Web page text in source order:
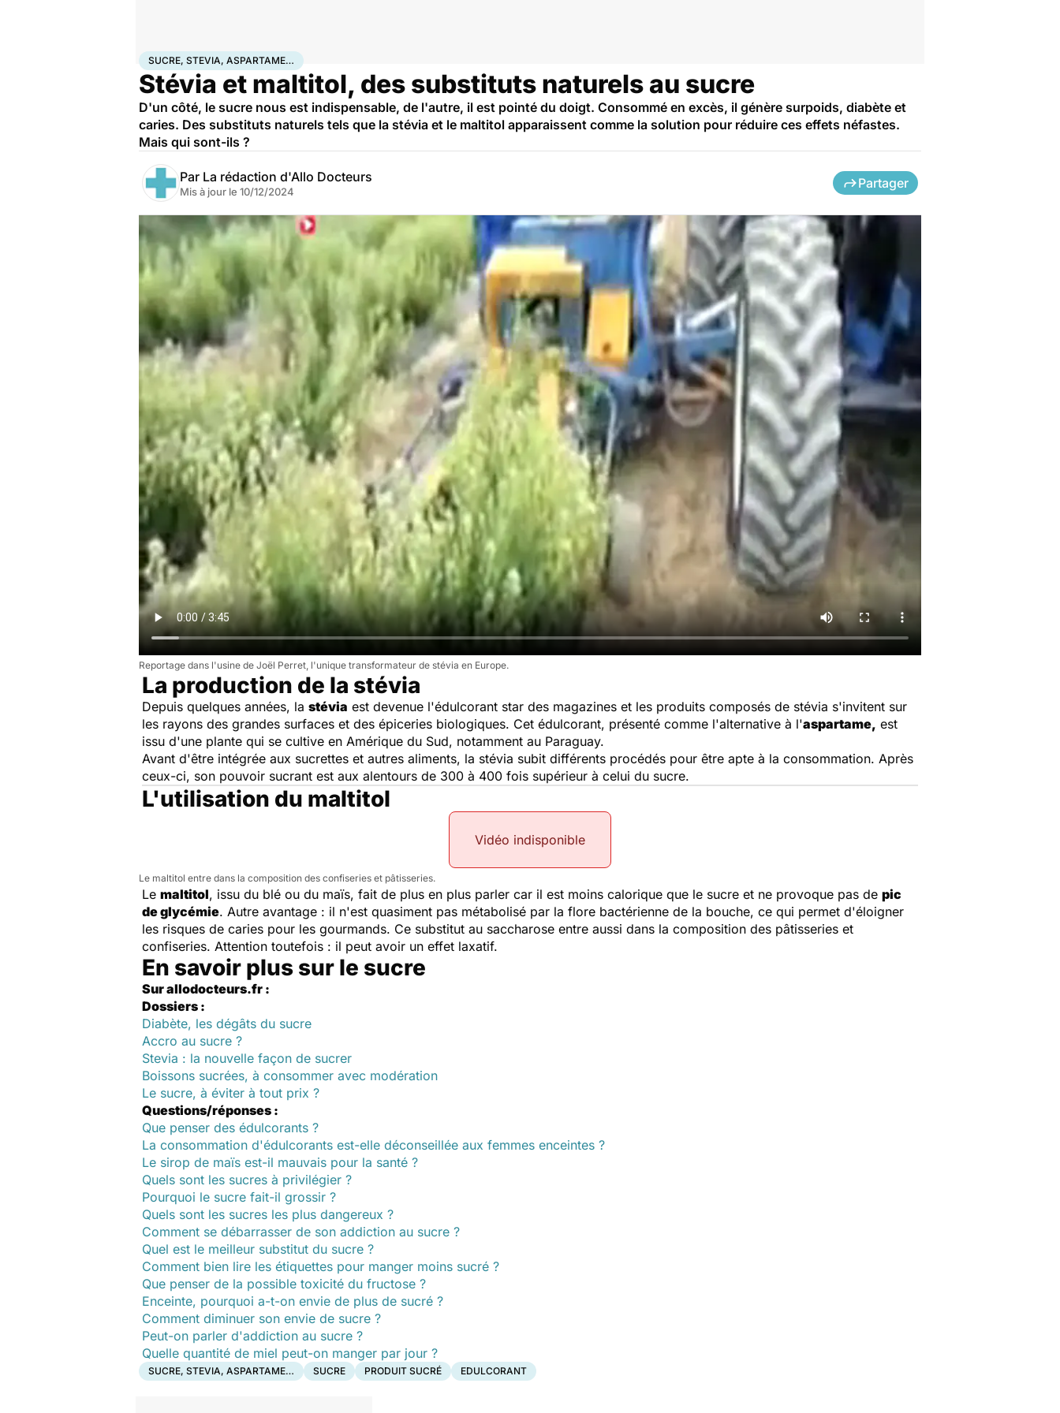
AccueilBien-êtreNutritionSucre, stevia, aspartame…
SUCRE, STEVIA, ASPARTAME…
Stévia et maltitol, des substituts naturels au sucre
D'un côté, le sucre nous est indispensable, de l'autre, il est pointé du doigt. Consommé en excès, il génère surpoids, diabète et
caries. Des substituts naturels tels que la stévia et le maltitol apparaissent comme la solution pour réduire ces effets néfastes.
Mais qui sont-ils ?
Par La rédaction d'Allo Docteurs
Mis à jour le 10/12/2024
Partager
Reportage dans l'usine de Joël Perret, l'unique transformateur de stévia en Europe.
La production de la stévia
Depuis quelques années, la stévia est devenue l'édulcorant star des magazines et les produits composés de stévia s'invitent sur
les rayons des grandes surfaces et des épiceries biologiques. Cet édulcorant, présenté comme l'alternative à l'aspartame, est
issu d'une plante qui se cultive en Amérique du Sud, notamment au Paraguay.
Avant d'être intégrée aux sucrettes et autres aliments, la stévia subit différents procédés pour être apte à la consommation. Après
ceux-ci, son pouvoir sucrant est aux alentours de 300 à 400 fois supérieur à celui du sucre.
L'utilisation du maltitol
Vidéo indisponible
Le maltitol entre dans la composition des confiseries et pâtisseries.
Le maltitol, issu du blé ou du maïs, fait de plus en plus parler car il est moins calorique que le sucre et ne provoque pas de pic
de glycémie. Autre avantage : il n'est quasiment pas métabolisé par la flore bactérienne de la bouche, ce qui permet d'éloigner
les risques de caries pour les gourmands. Ce substitut au saccharose entre aussi dans la composition des pâtisseries et
confiseries. Attention toutefois : il peut avoir un effet laxatif.
En savoir plus sur le sucre
Sur allodocteurs.fr :
Dossiers :
Diabète, les dégâts du sucre
Accro au sucre ?
Stevia : la nouvelle façon de sucrer
Boissons sucrées, à consommer avec modération
Le sucre, à éviter à tout prix ?
Questions/réponses :
Que penser des édulcorants ?
La consommation d'édulcorants est-elle déconseillée aux femmes enceintes ?
Le sirop de maïs est-il mauvais pour la santé ?
Quels sont les sucres à privilégier ?
Pourquoi le sucre fait-il grossir ?
Quels sont les sucres les plus dangereux ?
Comment se débarrasser de son addiction au sucre ?
Quel est le meilleur substitut du sucre ?
Comment bien lire les étiquettes pour manger moins sucré ?
Que penser de la possible toxicité du fructose ?
Enceinte, pourquoi a-t-on envie de plus de sucré ?
Comment diminuer son envie de sucre ?
Peut-on parler d'addiction au sucre ?
Quelle quantité de miel peut-on manger par jour ?
SUCRE, STEVIA, ASPARTAME… SUCRE PRODUIT SUCRÉ EDULCORANT